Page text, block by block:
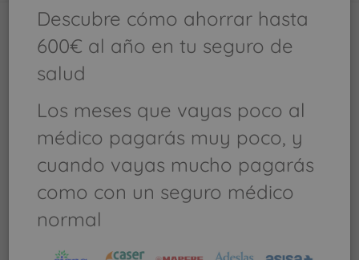
Llamar al 963 179 946
Medicos especialistas - Traumatologia y
ortopedia, TRAUMATOLOGIA Y ORTOPEDIA
Avenida Valle de la Ballestera, 59 Consulta
20 - 46015 VALENCIA (VALENCIA)
Profesionales y servicios en
Descubre cómo ahorrar hasta
600€ al año en tu seguro de
salud
Los meses que vayas poco al
médico pagarás muy poco, y
cuando vayas mucho pagarás
como con un seguro médico
normal